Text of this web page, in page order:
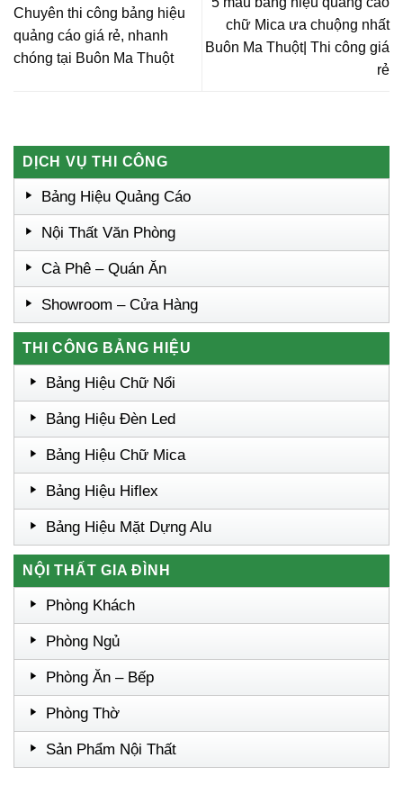
Chuyên thi công bảng hiệu
quảng cáo giá rẻ, nhanh
chóng tại Buôn Ma Thuột
chữ Mica ưa chuộng nhất
Buôn Ma Thuột| Thi công giá
rẻ
DỊCH VỤ THI CÔNG
Bảng Hiệu Quảng Cáo
Nội Thất Văn Phòng
Cà Phê – Quán Ăn
Showroom – Cửa Hàng
THI CÔNG BẢNG HIỆU
Bảng Hiệu Chữ Nổi
Bảng Hiệu Đèn Led
Bảng Hiệu Chữ Mica
Bảng Hiệu Hiflex
Bảng Hiệu Mặt Dựng Alu
NỘI THẤT GIA ĐÌNH
Phòng Khách
Phòng Ngủ
Phòng Ăn – Bếp
Phòng Thờ
Sản Phẩm Nội Thất